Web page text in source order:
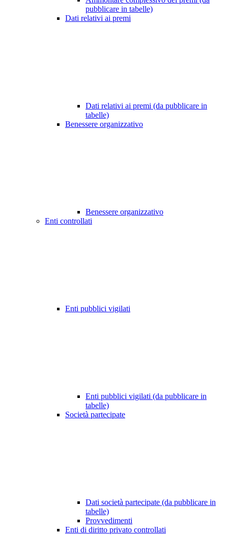
pubblicare in tabelle)
Dati relativi ai premi
Dati relativi ai premi (da pubblicare in
tabelle)
Benessere organizzativo
Benessere organizzativo
Enti controllati
Enti pubblici vigilati
Enti pubblici vigilati (da pubblicare in
tabelle)
Società partecipate
Dati società partecipate (da pubblicare in
tabelle)
Provvedimenti
Enti di diritto privato controllati